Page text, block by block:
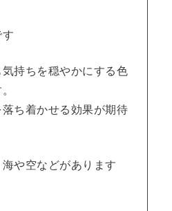
持ちを穏やかにする色
ち着かせる効果が期待
や空などがあります